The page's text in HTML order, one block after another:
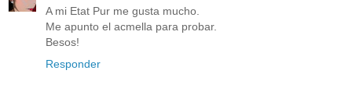
A mi Etat Pur me gusta mucho.
Me apunto el acmella para probar.
Besos!
Responder